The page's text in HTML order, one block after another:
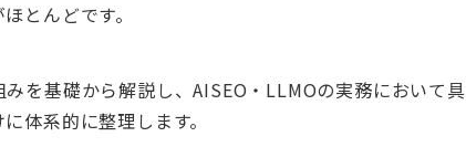
とんどです。
を基礎から解説し、AISEO・LLMOの実務において具
体系的に整理します。